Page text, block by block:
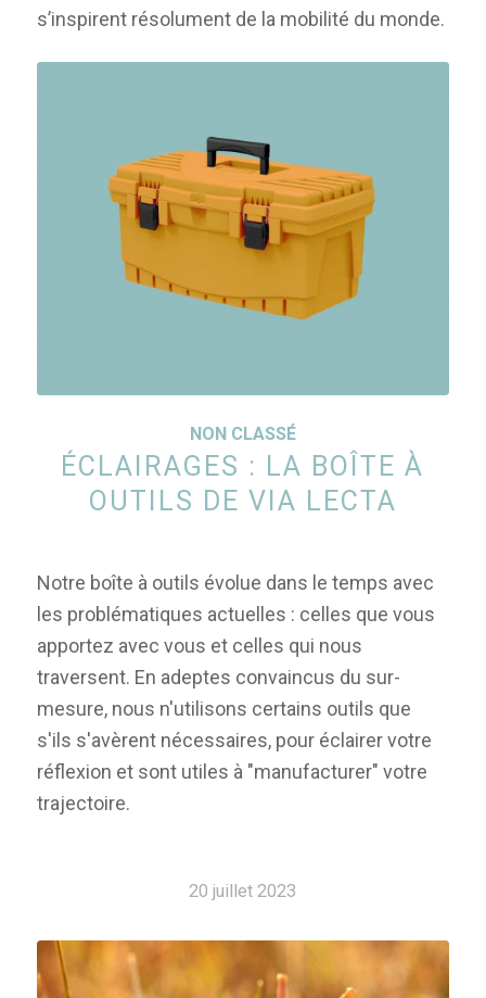
s’inspirent résolument de la mobilité du monde.
NON CLASSÉ
ÉCLAIRAGES : LA BOÎTE À
OUTILS DE VIA LECTA
Notre boîte à outils évolue dans le temps avec
les problématiques actuelles : celles que vous
apportez avec vous et celles qui nous
traversent. En adeptes convaincus du sur-
mesure, nous n'utilisons certains outils que
s'ils s'avèrent nécessaires, pour éclairer votre
réflexion et sont utiles à "manufacturer" votre
trajectoire.
20 juillet 2023